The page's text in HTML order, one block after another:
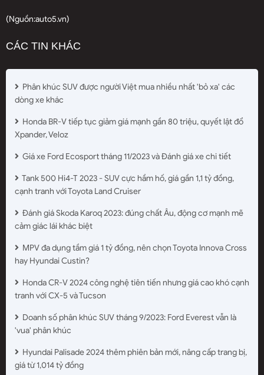
(Nguồn:auto5.vn)
CÁC TIN KHÁC
Phân khúc SUV được người Việt mua nhiều nhất 'bỏ xa' các
dòng xe khác
Honda BR-V tiếp tục giảm giá mạnh gần 80 triệu, quyết lật đổ
Xpander, Veloz
Giá xe Ford Ecosport tháng 11/2023 và Đánh giá xe chi tiết
Tank 500 Hi4-T 2023 - SUV cực hầm hố, giá gần 1,1 tỷ đồng,
cạnh tranh với Toyota Land Cruiser
Đánh giá Skoda Karoq 2023: đúng chất Âu, động cơ mạnh mẽ
cảm giác lái khác biệt
MPV đa dụng tầm giá 1 tỷ đồng, nên chọn Toyota Innova Cross
hay Hyundai Custin?
Honda CR-V 2024 công nghệ tiên tiến nhưng giá cao khó cạnh
tranh với CX-5 và Tucson
Doanh số phân khúc SUV tháng 9/2023: Ford Everest vẫn là
'vua' phân khúc
Hyundai Palisade 2024 thêm phiên bản mới, nâng cấp trang bị,
giá từ 1,014 tỷ đồng